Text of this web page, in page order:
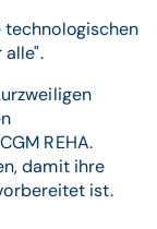
technologischen
REHA.
damit ihre
ist.